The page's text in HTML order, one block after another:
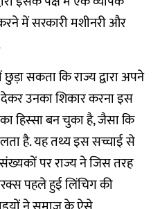
में सरकारी मशीनरी और
सकता कि राज्य द्वारा अपने
देकर उनका शिकार करना इस
का हिस्सा बन चुका है, जैसा कि
है. यह तथ्य इस सच्चाई से
पर राज्य ने जिस तरह
पहले हुई लिंचिग की